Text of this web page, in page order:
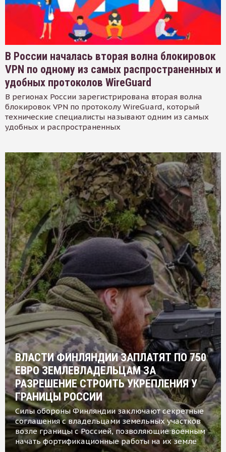
В России началась вторая волна блокировок
VPN по одному из самых распространенных и
удобных протоколов WireGuard
В регионах России зарегистрирована вторая волна
блокировок VPN по протоколу WireGuard, который
технические специалисты называют одним из самых
удобных и распространенных
ВЛАСТИ ФИНЛЯНДИИ ЗАПЛАТЯТ ПО 750
ЕВРО ЗЕМЛЕВЛАДЕЛЬЦАМ ЗА
РАЗРЕШЕНИЕ СТРОИТЬ УКРЕПЛЕНИЯ У
ГРАНИЦЫ РОССИИ
Силы обороны Финляндии заключают секретные
соглашения с владельцами земельных участков
возле границы с Россией, позволяющие военным
начать фортификационные работы на их земле